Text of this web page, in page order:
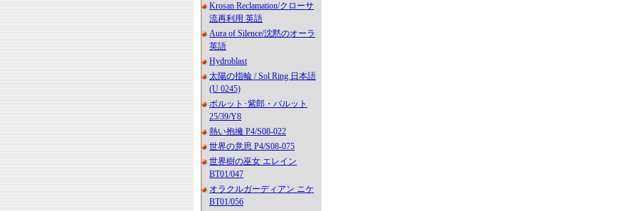
Krosan Reclamation/クローサ
流再利用 英語
Aura of Silence/沈黙のオーラ
英語
Hydroblast
太陽の指輪 / Sol Ring 日本語
(U 0245)
ボルット･紫郎・バルット
25/39/Y8
熱い抱擁 P4/S08-022
世界の意思 P4/S08-075
世界樹の巫女 エレイン
BT01/047
オラクルガーディアン ニケ
BT01/056